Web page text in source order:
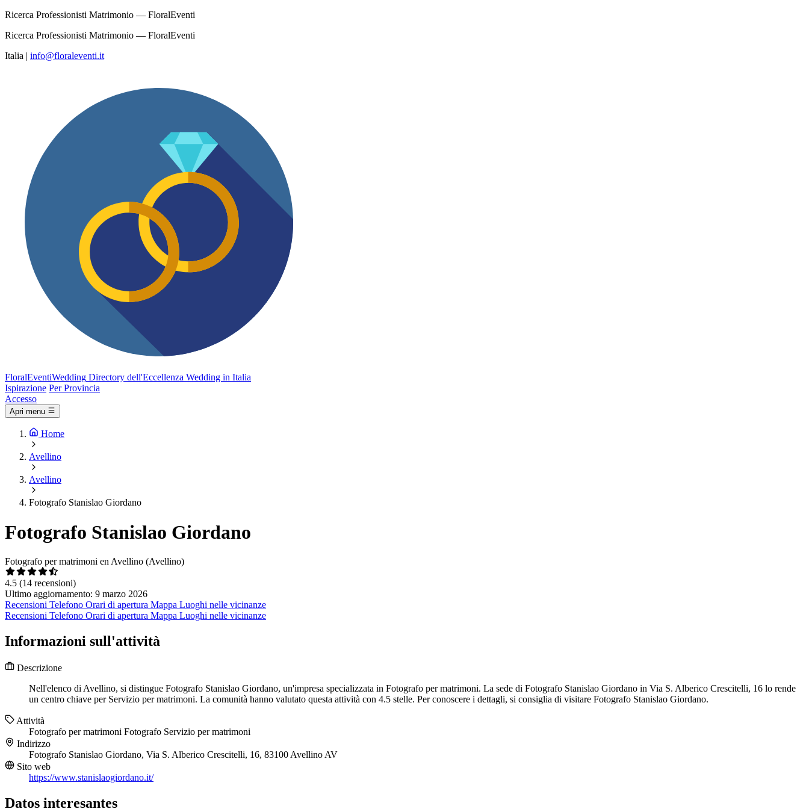
Ricerca Professionisti Matrimonio — FloralEventi
Ricerca Professionisti Matrimonio — FloralEventi
Italia | info@floraleventi.it
FloralEventiWedding Directory dell'Eccellenza Wedding in Italia
Ispirazione Per Provincia
Accesso
Apri menu
Home
Avellino
Avellino
Fotografo Stanislao Giordano
Fotografo Stanislao Giordano
Fotografo per matrimoni en Avellino (Avellino)
4.5 (14 recensioni)
Ultimo aggiornamento: 9 marzo 2026
Recensioni Telefono Orari di apertura Mappa Luoghi nelle vicinanze
Recensioni Telefono Orari di apertura Mappa Luoghi nelle vicinanze
Informazioni sull'attività
Descrizione
Nell'elenco di Avellino, si distingue Fotografo Stanislao Giordano, un'impresa specializzata in Fotografo per matrimoni. La sede di Fotografo Stanislao Giordano in Via S. Alberico Crescitelli, 16 lo rende
un centro chiave per Servizio per matrimoni. La comunità hanno valutato questa attività con 4.5 stelle. Per conoscere i dettagli, si consiglia di visitare Fotografo Stanislao Giordano.
Attività
Fotografo per matrimoni Fotografo Servizio per matrimoni
Indirizzo
Fotografo Stanislao Giordano, Via S. Alberico Crescitelli, 16, 83100 Avellino AV
Sito web
https://www.stanislaogiordano.it/
Datos interesantes